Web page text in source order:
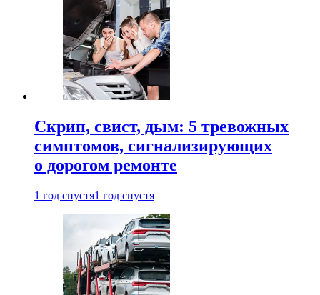
Скрип, свист, дым: 5 тревожных
симптомов, сигнализирующих
о дорогом ремонте
1 год спустя1 год спустя